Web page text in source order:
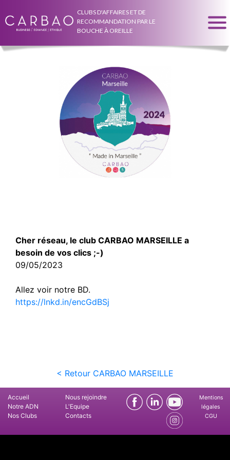
CLUBS D'AFFAIRES ET DE
RECOMMANDATION PAR LE
BOUCHE À OREILLE
Cher réseau, le club CARBAO MARSEILLE a
besoin de vos clics ;-)
09/05/2023
Allez voir notre BD.
https://lnkd.in/encGdBSj
< Retour CARBAO MARSEILLE
Accueil
Notre ADN
Nos Clubs
Nous rejoindre
L'Equipe
Contacts
Mentions
légales
CGU